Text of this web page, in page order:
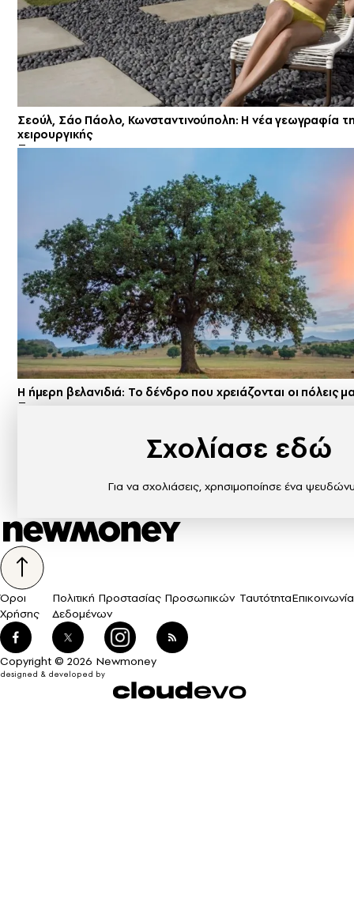
Σεούλ, Σάο Πάολο, Κωνσταντινούπολη: Η νέα γεωγραφία
χειρουργικής
Η ήμερη βελανιδιά: Το δένδρο που χρειάζονται οι πόλεις
Σχολίασε εδώ
Για να σχολιάσεις, χρησιμοποίησε ένα
Όροι
Χρήσης
Πολιτική Προστασίας Προσωπικών
Δεδομένων
ΤαυτότηταΕπικοινωνία
Copyright © 2026 Newmoney
designed & developed by